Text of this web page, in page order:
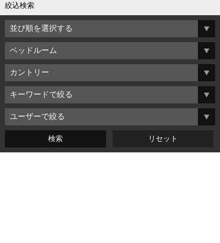
絞込検索